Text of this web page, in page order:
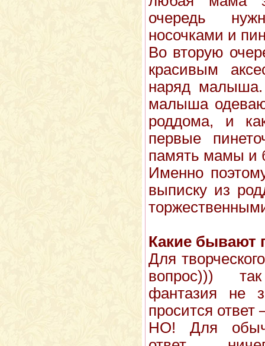
очередь
носочками и
Во вторую
красивым
наряд
малыша
роддома, и
первые
память мамы и
Именно
выписку из
Какие бывают
Для
вопрос)))
фантазия не
просится
НО! Для